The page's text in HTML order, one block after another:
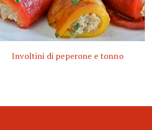
Involtini di peperone e tonno